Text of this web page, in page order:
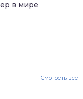
в мире
Смотреть все